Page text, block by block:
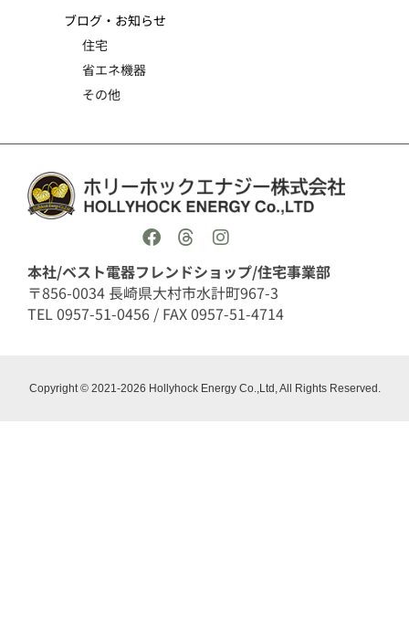
ブログ・お知らせ
住宅
省エネ機器
その他
本社/ベスト電器フレンドショップ/住宅事業部
〒856-0034 長崎県大村市水計町967-3
TEL 0957-51-0456 / FAX 0957-51-4714
Copyright © 2021-2026 Hollyhock Energy Co.,Ltd, All Rights Reserved.